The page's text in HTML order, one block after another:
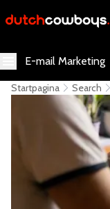
E-mail Marketing
Startpagina Search